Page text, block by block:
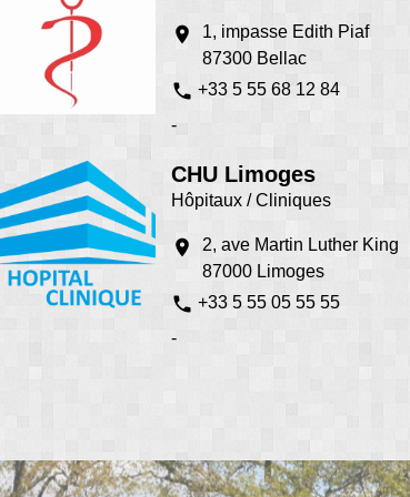
location_on
1, impasse Edith Piaf
87300 Bellac
phone +33 5 55 68 12 84
-
CHU Limoges
Hôpitaux / Cliniques
location_on
2, ave Martin Luther King
87000 Limoges
phone +33 5 55 05 55 55
-